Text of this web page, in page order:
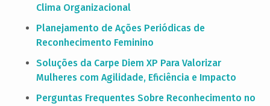
Clima Organizacional
Planejamento de Ações Periódicas de
Reconhecimento Feminino
Soluções da Carpe Diem XP Para Valorizar
Mulheres com Agilidade, Eficiência e Impacto
Perguntas Frequentes Sobre Reconhecimento no